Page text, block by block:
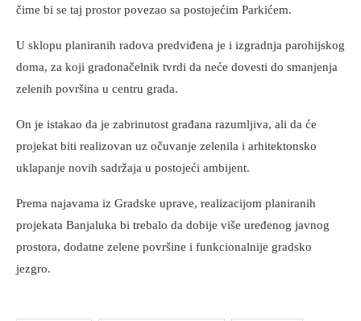
čime bi se taj prostor povezao sa postojećim Parkićem.
U sklopu planiranih radova predviđena je i izgradnja parohijskog
doma, za koji gradonačelnik tvrdi da neće dovesti do smanjenja
zelenih površina u centru grada.
On je istakao da je zabrinutost građana razumljiva, ali da će
projekat biti realizovan uz očuvanje zelenila i arhitektonsko
uklapanje novih sadržaja u postojeći ambijent.
Prema najavama iz Gradske uprave, realizacijom planiranih
projekata Banjaluka bi trebalo da dobije više uređenog javnog
prostora, dodatne zelene površine i funkcionalnije gradsko
jezgro.